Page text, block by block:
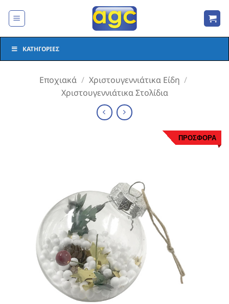
στο
ΚΑΤΗΓΟΡΊΕΣ
Εποχιακά / Χριστουγεννιάτικα Είδη /
Χριστουγεννιάτικα Στολίδια
ΠΡΟΣΦΟΡΑ